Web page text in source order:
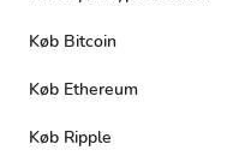
Køb Bitcoin
Køb Ethereum
Køb Ripple